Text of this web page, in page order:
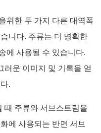
위한 두 가지 다른 대역폭
니다. 주류는 더 명확한
에 사용될 수 있습니다.
러운 이미지 및 기록을 얻
.
때 주류와 서브스트림을
에 사용되는 반면 서브